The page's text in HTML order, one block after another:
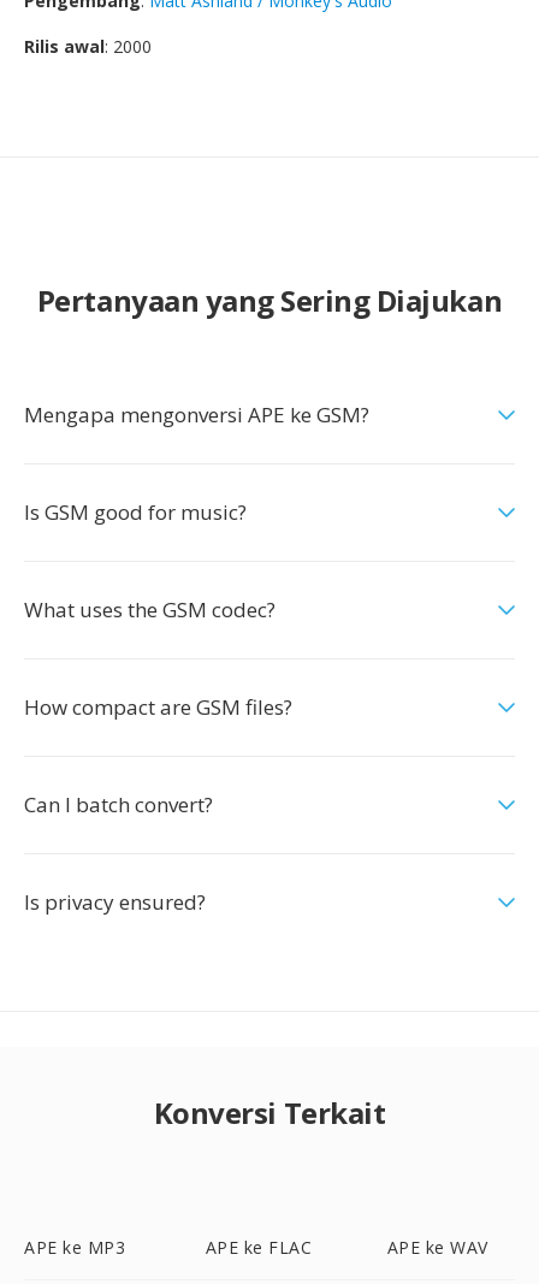
Rilis awal: 2000
Pertanyaan yang Sering Diajukan
Mengapa mengonversi APE ke GSM?
Is GSM good for music?
What uses the GSM codec?
How compact are GSM files?
Can I batch convert?
Is privacy ensured?
Konversi Terkait
APE ke MP3 APE ke FLAC APE ke WAV